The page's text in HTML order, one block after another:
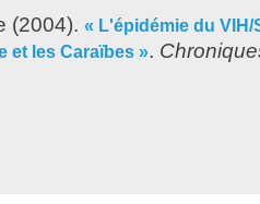
(2004). « L'épidémie du VIH/
et les Caraïbes ».